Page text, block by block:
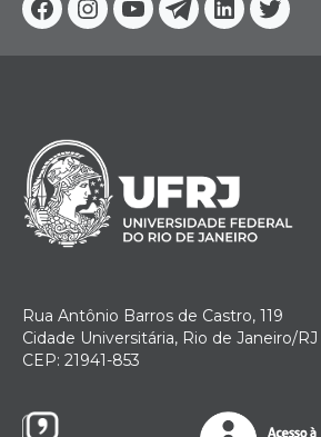
Facebook
Instagram
YoutubeTelegram
Linkedin
Rua Antônio Barros de Castro, 119
Cidade Universitária, Rio de Janeiro/RJ
CEP: 21941-853